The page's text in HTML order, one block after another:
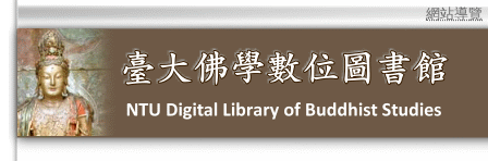
網站導覽